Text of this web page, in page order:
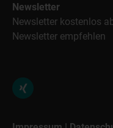
Newsletter
Newsletter kostenlos
Newsletter empfehlen